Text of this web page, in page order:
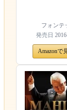
フォンテ
発売日
Amazonで